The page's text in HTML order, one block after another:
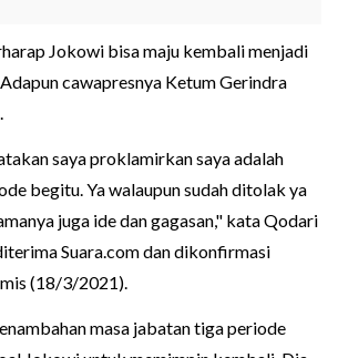
Jokowi bisa maju kembali menjadi
cawapresnya Ketum Gerindra
saya proklamirkan saya adalah
begitu. Ya walaupun sudah ditolak ya
juga ide dan gagasan," kata Qodari
Suara.com dan dikonfirmasi
(18/3/2021).
masa jabatan tiga periode